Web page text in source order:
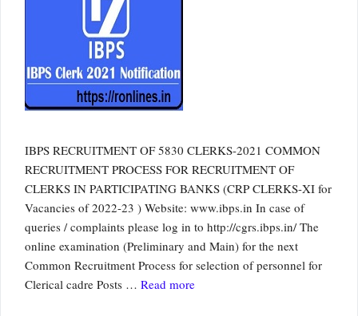
IBPS RECRUITMENT OF 5830 CLERKS-2021 COMMON
RECRUITMENT PROCESS FOR RECRUITMENT OF
CLERKS IN PARTICIPATING BANKS (CRP CLERKS-XI for
Vacancies of 2022-23 ) Website: www.ibps.in In case of
queries / complaints please log in to http://cgrs.ibps.in/ The
online examination (Preliminary and Main) for the next
Common Recruitment Process for selection of personnel for
Clerical cadre Posts … Read more